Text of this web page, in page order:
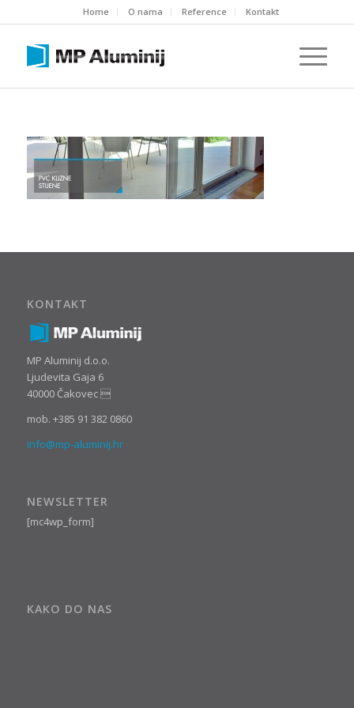
Home O nama Reference Kontakt
KONTAKT
MP Aluminij d.o.o.
Ljudevita Gaja 6
40000 Čakovec 
mob. +385 91 382 0860
info@mp-aluminij.hr
NEWSLETTER
[mc4wp_form]
KAKO DO NAS